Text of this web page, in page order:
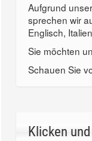
Aufgrund
sprechen wir
Englisch,
Sie möchten
Schauen Sie
Klicken